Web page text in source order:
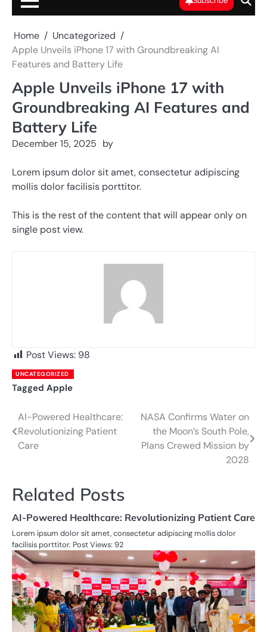
Home
Uncategorized
Apple Unveils iPhone 17 with Groundbreaking AI
Features and Battery Life
Apple Unveils iPhone 17 with
Groundbreaking AI Features and
Battery Life
December 15, 2025 by
Lorem ipsum dolor sit amet, consectetur adipiscing
mollis dolor facilisis porttitor.
This is the rest of the content that will appear only on
single post view.
Post Views: 98
UNCATEGORIZED
Tagged Apple
Post
navigation
AI-Powered Healthcare:
Revolutionizing Patient
Care
NASA Confirms Water on
the Moon’s South Pole,
Plans Crewed Mission by
2028
Related Posts
AI-Powered Healthcare: Revolutionizing Patient Care
Lorem ipsum dolor sit amet, consectetur adipiscing mollis dolor
facilisis porttitor. Post Views: 92